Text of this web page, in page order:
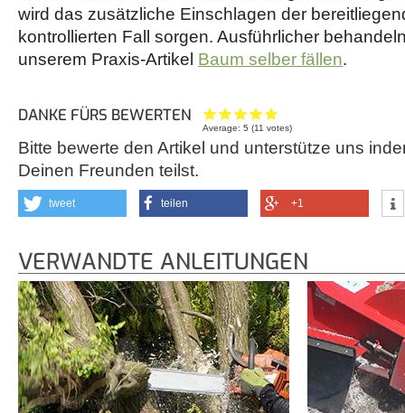
wird das zusätzliche Einschlagen der
kontrollierten Fall sorgen. Ausführlicher
unserem Praxis-Artikel Baum selber fällen.
DANKE FÜRS BEWERTEN
Average:5 (11 votes)
Bitte bewerte den Artikel und unterstütze uns
Deinen Freunden teilst.
tweet teilen +1
VERWANDTE ANLEITUNGEN